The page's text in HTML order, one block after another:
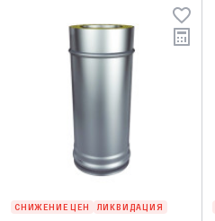
СНИЖЕНИЕ ЦЕН ЛИКВИДАЦИЯ